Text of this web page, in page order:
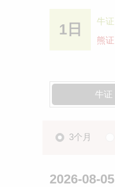
1日 牛证
熊证
牛证
3个月
2026-08-05